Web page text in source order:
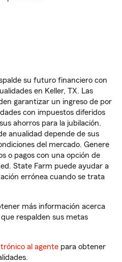
su futuro financiero con
en Keller, TX. Las
garantizar un ingreso de por
con impuestos diferidos
ahorros para la jubilación.
anualidad depende de sus
del mercado. Genere
o pagos con una opción de
State Farm puede ayudar a
errónea cuando se trata
más información acerca
respalden sus metas
al agente para obtener